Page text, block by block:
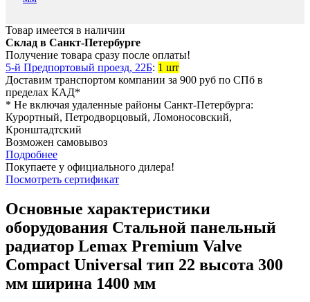
Товар имеется в наличии
Склад в Санкт-Петербурге
Получение товара сразу после оплаты!
5-й Предпортовый проезд, 22Б: 1 шт
Доставим транспортом компании за 900 руб по СПб в
пределах КАД*
* Не включая удаленные районы Санкт-Петербурга:
Курортный, Петродворцовый, Ломоносовский,
Кронштадтский
Возможен самовывоз
Подробнее
Покупаете у официального дилера!
Посмотреть сертификат
Основные характеристики
оборудования Стальной панельный
радиатор Lemax Premium Valve
Compact Universal тип 22 высота 300
мм ширина 1400 мм